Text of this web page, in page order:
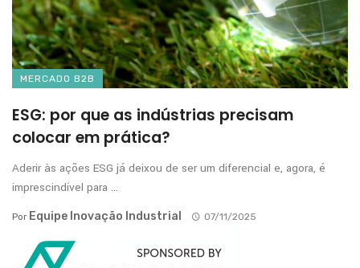
MERCADO B2B
ESG: por que as indústrias precisam
colocar em prática?
Aderir às ações ESG já deixou de ser um diferencial e, agora, é
imprescindível para ...
Por Equipe Inovação Industrial 07/11/2025